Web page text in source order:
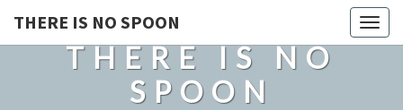
THERE IS NO SPOON
THERE IS NO
SPOON